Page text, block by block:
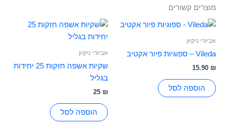
מוצרים קשורים
אביזרי ניקיון
Vileda – ספוגיות פיור אקטיב
15.90 ₪
הוספה לסל
אביזרי ניקיון
שקיות אשפה חזקות 25 יחידות
בגליל
25 ₪
הוספה לסל